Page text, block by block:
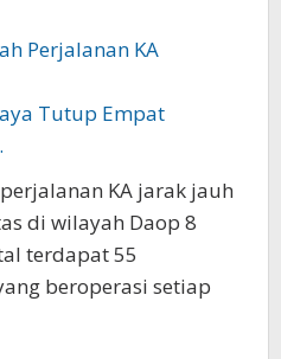
Perjalanan KA
Tutup Empat
KA jarak jauh
di wilayah Daop 8
terdapat 55
beroperasi setiap